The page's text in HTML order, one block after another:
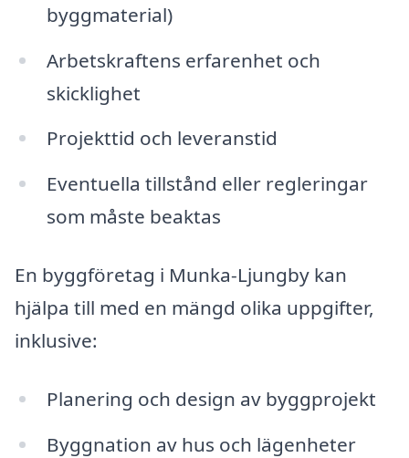
byggmaterial)
Arbetskraftens erfarenhet och
skicklighet
Projekttid och leveranstid
Eventuella tillstånd eller regleringar
som måste beaktas
En byggföretag i Munka-Ljungby kan
hjälpa till med en mängd olika uppgifter,
inklusive:
Planering och design av byggprojekt
Byggnation av hus och lägenheter